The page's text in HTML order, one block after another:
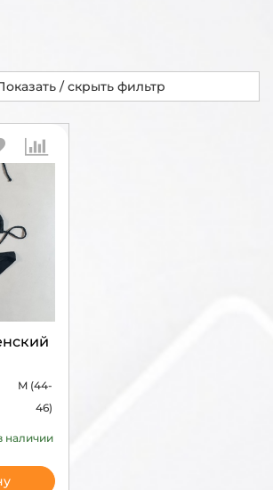
/ скрыть фильтр
M (44-
46)
наличии